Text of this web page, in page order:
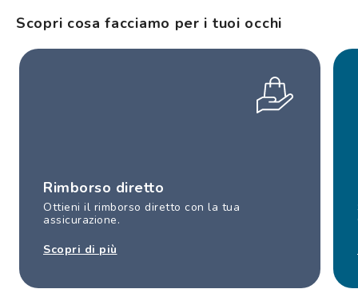
Scopri cosa facciamo per i tuoi occhi
Rimborso diretto
Ottieni il rimborso diretto con la tua
assicurazione.
Scopri di più